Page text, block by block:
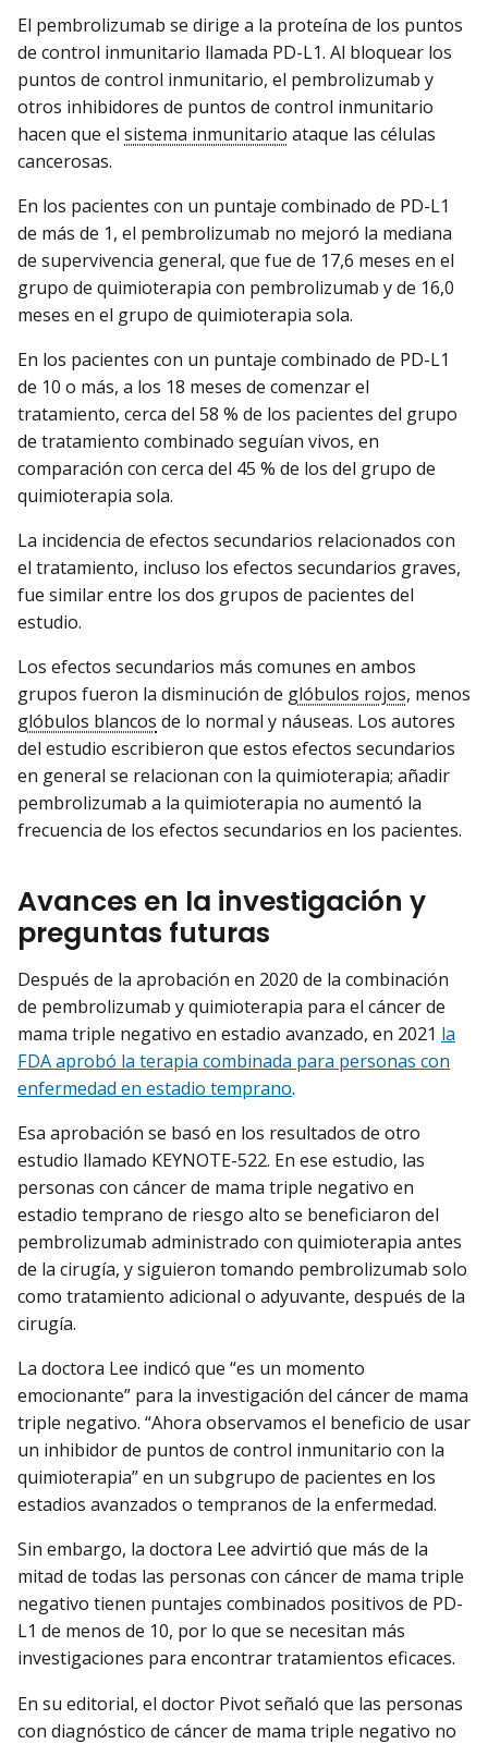
El pembrolizumab se dirige a la proteína de los puntos
de control inmunitario llamada PD-L1. Al bloquear los
puntos de control inmunitario, el pembrolizumab y
otros inhibidores de puntos de control inmunitario
hacen que el sistema inmunitario ataque las células
cancerosas.
En los pacientes con un puntaje combinado de PD-L1
de más de 1, el pembrolizumab no mejoró la mediana
de supervivencia general, que fue de 17,6 meses en el
grupo de quimioterapia con pembrolizumab y de 16,0
meses en el grupo de quimioterapia sola.
En los pacientes con un puntaje combinado de PD-L1
de 10 o más, a los 18 meses de comenzar el
tratamiento, cerca del 58 % de los pacientes del grupo
de tratamiento combinado seguían vivos, en
comparación con cerca del 45 % de los del grupo de
quimioterapia sola.
La incidencia de efectos secundarios relacionados con
el tratamiento, incluso los efectos secundarios graves,
fue similar entre los dos grupos de pacientes del
estudio.
Los efectos secundarios más comunes en ambos
grupos fueron la disminución de glóbulos rojos, menos
glóbulos blancos de lo normal y náuseas. Los autores
del estudio escribieron que estos efectos secundarios
en general se relacionan con la quimioterapia; añadir
pembrolizumab a la quimioterapia no aumentó la
frecuencia de los efectos secundarios en los pacientes.
Avances en la investigación y
preguntas futuras
Después de la aprobación en 2020 de la combinación
de pembrolizumab y quimioterapia para el cáncer de
mama triple negativo en estadio avanzado, en 2021 la
FDA aprobó la terapia combinada para personas con
enfermedad en estadio temprano.
Esa aprobación se basó en los resultados de otro
estudio llamado KEYNOTE-522. En ese estudio, las
personas con cáncer de mama triple negativo en
estadio temprano de riesgo alto se beneficiaron del
pembrolizumab administrado con quimioterapia antes
de la cirugía, y siguieron tomando pembrolizumab solo
como tratamiento adicional o adyuvante, después de la
cirugía.
La doctora Lee indicó que “es un momento
emocionante” para la investigación del cáncer de mama
triple negativo. “Ahora observamos el beneficio de usar
un inhibidor de puntos de control inmunitario con la
quimioterapia” en un subgrupo de pacientes en los
estadios avanzados o tempranos de la enfermedad.
Sin embargo, la doctora Lee advirtió que más de la
mitad de todas las personas con cáncer de mama triple
negativo tienen puntajes combinados positivos de PD-
L1 de menos de 10, por lo que se necesitan más
investigaciones para encontrar tratamientos eficaces.
En su editorial, el doctor Pivot señaló que las personas
con diagnóstico de cáncer de mama triple negativo no